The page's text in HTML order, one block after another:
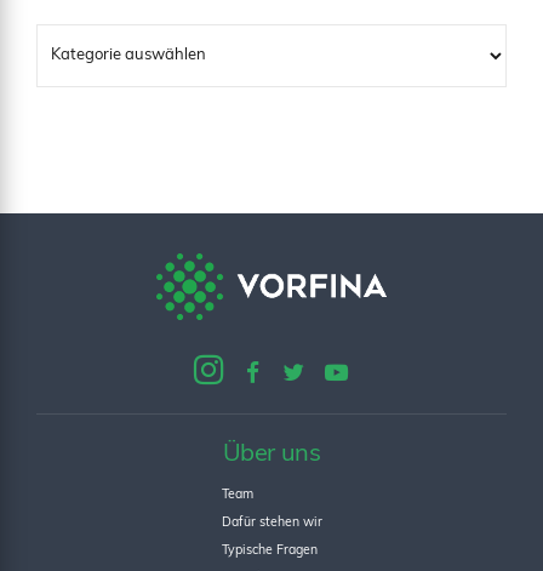
Über uns
Team
Dafür stehen wir
Typische Fragen